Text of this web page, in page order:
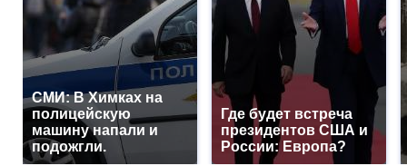
СМИ: В Химках на
полицейскую
машину напали и
подожгли.
Где будет встреча
президентов США и
России: Европа?